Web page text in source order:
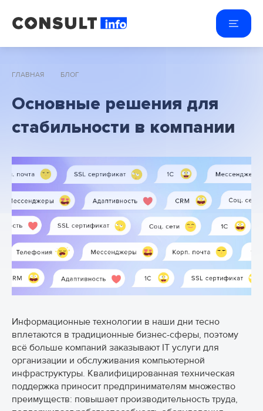
ГЛАВНАЯ БЛОГ
Основные решения для
стабильности в компании
Информационные технологии в наши дни тесно
вплетаются в традиционные бизнес-сферы, поэтому
всё больше компаний заказывают IT услуги для
организации и обслуживания компьютерной
инфраструктуры. Квалифицированная техническая
поддержка приносит предпринимателям множество
преимуществ: повышает производительность труда,